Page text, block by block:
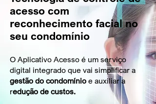
acesso com
reconhecimento facial no
seu condomínio
O Aplicativo Acesso é um serviço
digital integrado que vai simplificar a
gestão do condomínio e auxiliar a
redução de custos.